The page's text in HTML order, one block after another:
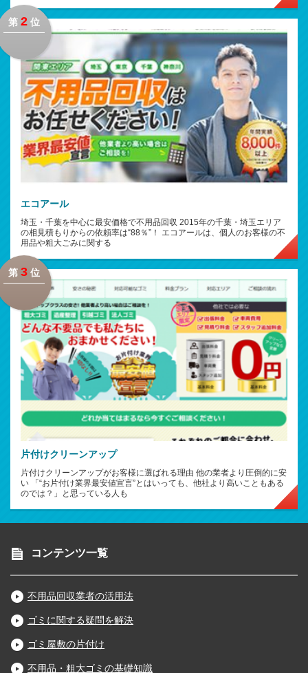
第 2 位
エコアール
埼玉・千葉を中心に最安価格で不用品回収 2015年の千葉・埼玉エリア
の相見積もりからの依頼率は“88％”！ エコアールは、個人のお客様の不
用品や粗大ごみに関する
第 3 位
片付けクリーンアップ
片付けクリーンアップがお客様に選ばれる理由 他の業者より圧倒的に安
い 「“お片付け業界最安値宣言”とはいっても、他社より高いこともある
のでは？」と思っている人も
コンテンツ一覧
不用品回収業者の活用法
ゴミに関する疑問を解決
ゴミ屋敷の片付け
不用品・粗大ゴミの基礎知識